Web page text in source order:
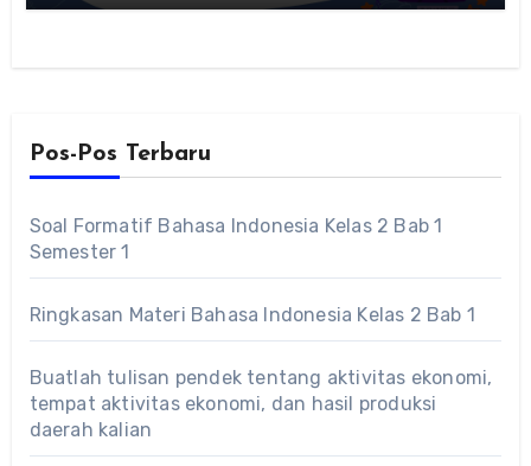
Pos-Pos Terbaru
Soal Formatif Bahasa Indonesia Kelas 2 Bab 1
Semester 1
Ringkasan Materi Bahasa Indonesia Kelas 2 Bab 1
Buatlah tulisan pendek tentang aktivitas ekonomi,
tempat aktivitas ekonomi, dan hasil produksi
daerah kalian